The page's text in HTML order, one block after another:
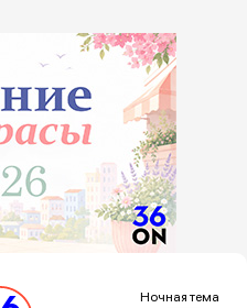
Ночная тема